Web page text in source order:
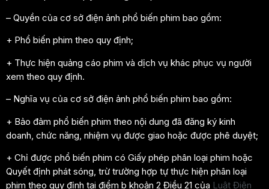
– Quyền của cơ sở điện ảnh phổ biến phim bao gồm:
+ Phổ biến phim theo quy định;
+ Thực hiện quảng cáo phim và dịch vụ khác phục vụ người
xem theo quy định.
– Nghĩa vụ của cơ sở điện ảnh phổ biến phim bao gồm:
+ Bảo đảm phổ biến phim theo nội dung đã đăng ký kinh
doanh, chức năng, nhiệm vụ được giao hoặc được phê duyệt;
+ Chỉ được phổ biến phim có Giấy phép phân loại phim hoặc
Quyết định phát sóng, trừ trường hợp tự thực hiện phân loại
phim theo quy định tại điểm b khoản 2 Điều 21 của Luật Điện